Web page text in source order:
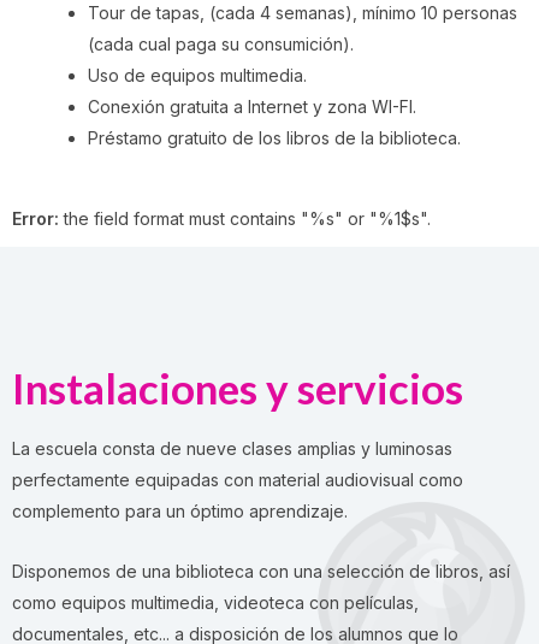
Tour de tapas, (cada 4 semanas), mínimo 10 personas
(cada cual paga su consumición).
Uso de equipos multimedia.
Conexión gratuita a Internet y zona WI-FI.
Préstamo gratuito de los libros de la biblioteca.
Error: the field format must contains "%s" or "%1$s".
Instalaciones y servicios
La escuela consta de nueve clases amplias y luminosas
perfectamente equipadas con material audiovisual como
complemento para un óptimo aprendizaje.
Disponemos de una biblioteca con una selección de libros, así
como equipos multimedia, videoteca con películas,
documentales, etc... a disposición de los alumnos que lo